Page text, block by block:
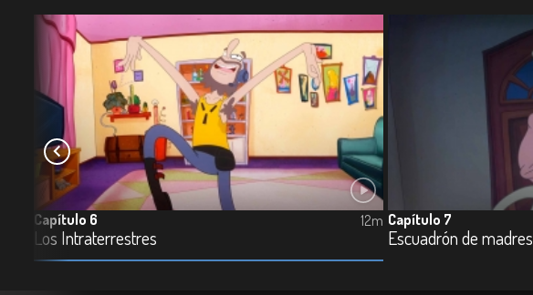
Capítulo 6
Los Intraterrestres
12m Capítulo 7
Escuadrón de madres